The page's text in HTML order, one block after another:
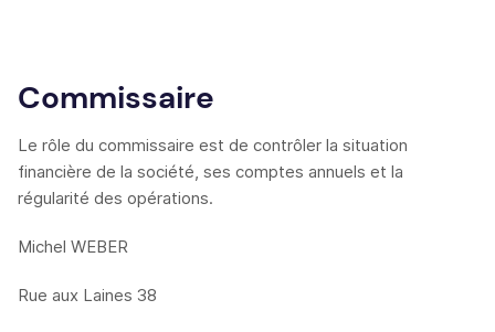
Commissaire
Le rôle du commissaire est de contrôler la situation
financière de la société, ses comptes annuels et la
régularité des opérations.
Michel WEBER
Rue aux Laines 38